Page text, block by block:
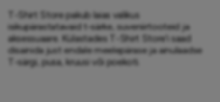
T-Shirt Store pakub laias valikus
isikupärastatavaid t-särke, suveniirtooteid ja
aksessuaare. Külastades T-Shirt Store'i saad
disainida just endale meelepärase ja ainulaadse
T-särgi, pusa, kruusi või poekoti.